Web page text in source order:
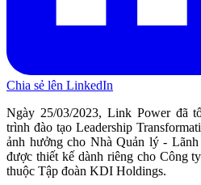
Chia sẻ lên LinkedIn
Ngày 25/03/2023, Link Power đã
trình đào tạo Leadership
ảnh hưởng cho Nhà Quản lý -
được thiết kế dành riêng cho Công
thuộc Tập đoàn KDI Holdings.